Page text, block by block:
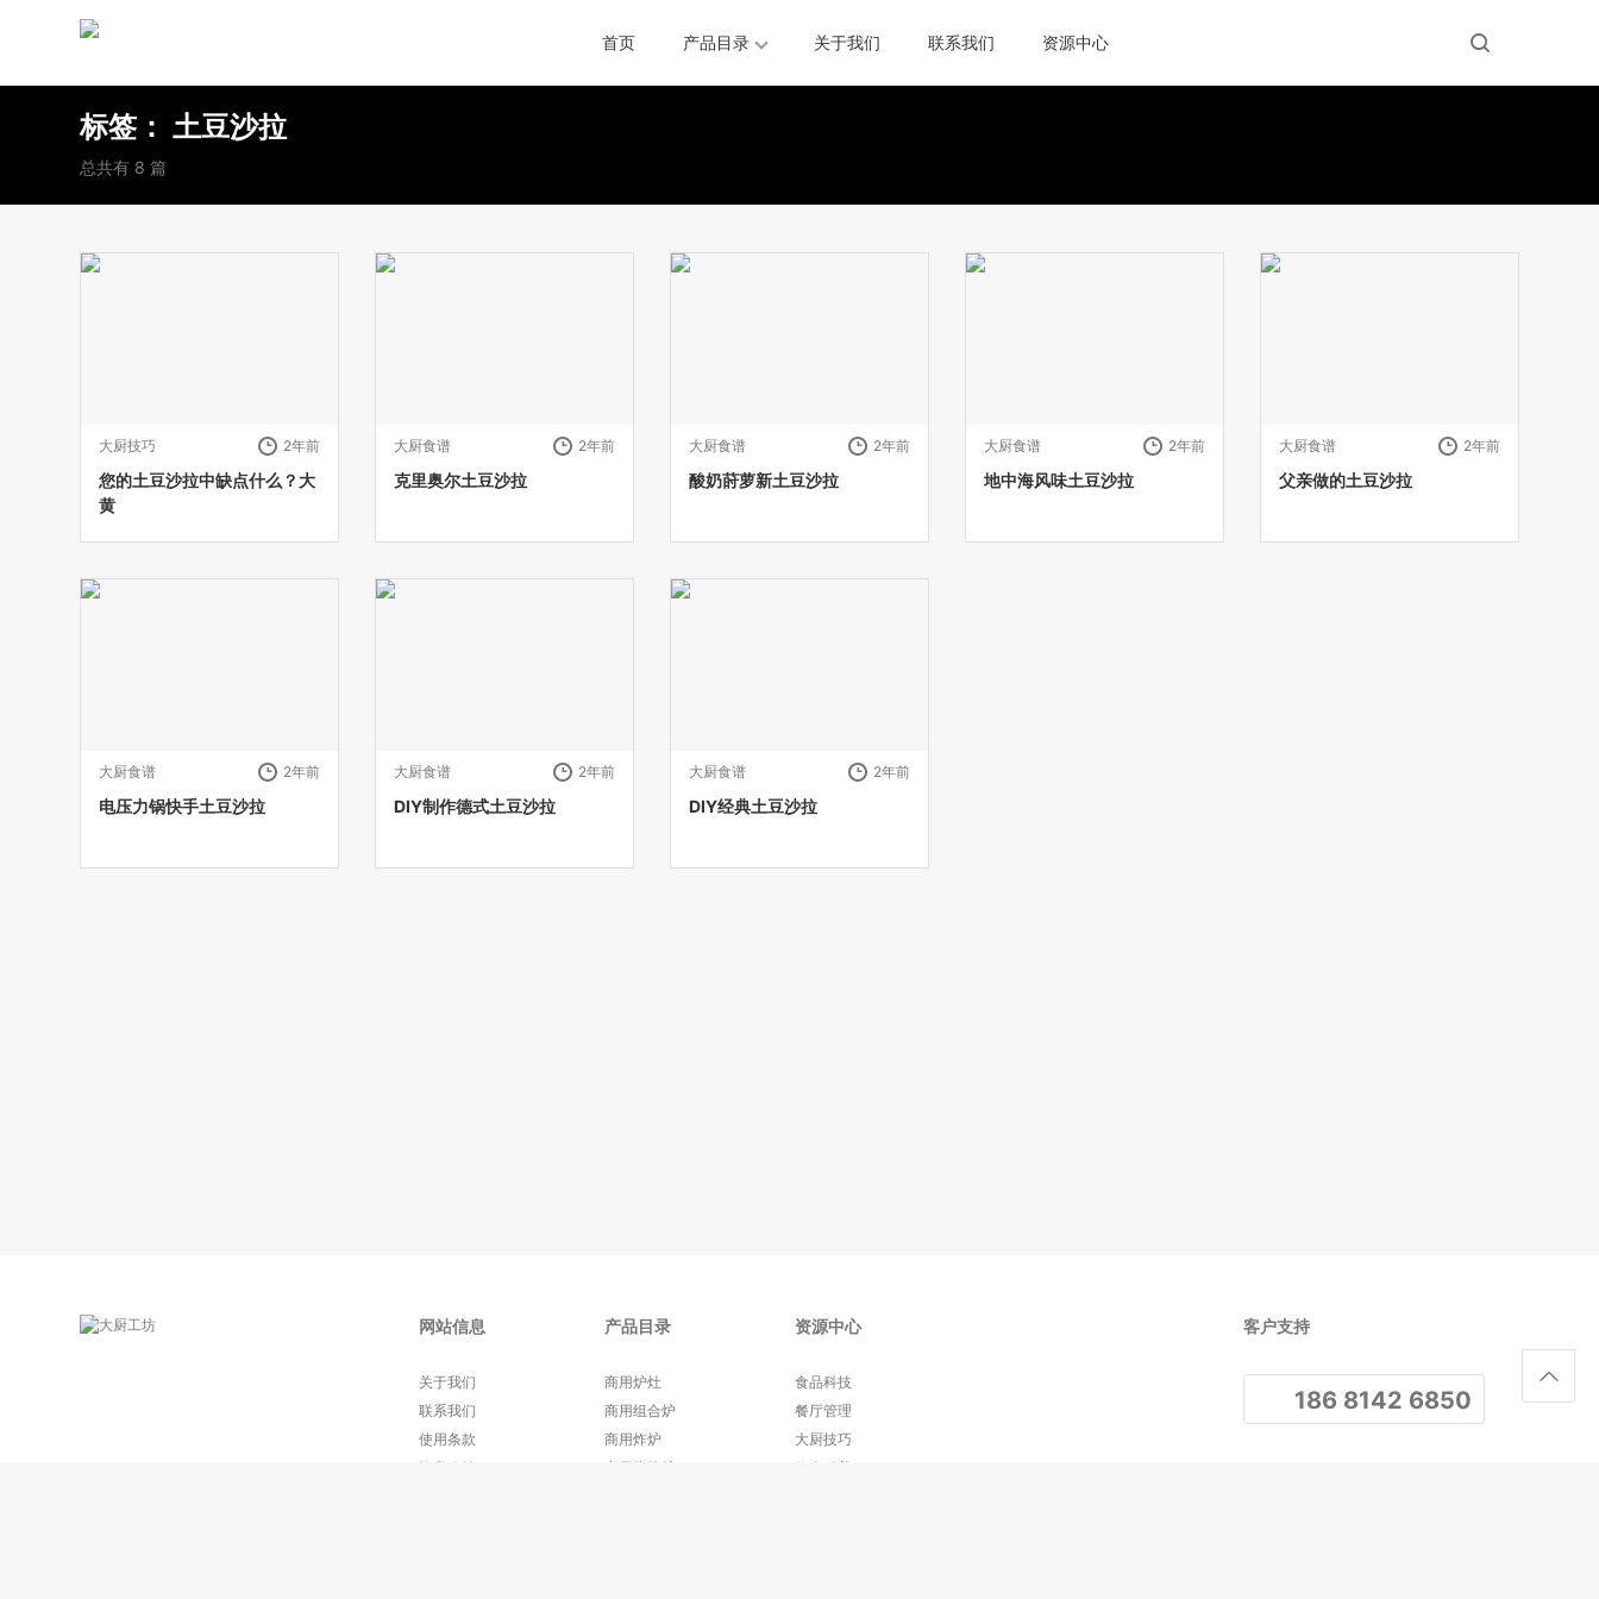
首页 产品目录 关于我们 联系我们 资源中心
标签：土豆沙拉
总共有 8 篇
大厨技巧 2年前
您的土豆沙拉中缺点什么？大
黄
大厨食谱 2年前
克里奥尔土豆沙拉
大厨食谱 2年前
酸奶莳萝新土豆沙拉
大厨食谱 2年前
地中海风味土豆沙拉
大厨食谱 2年前
父亲做的土豆沙拉
大厨食谱 2年前
电压力锅快手土豆沙拉
大厨食谱 2年前
DIY制作德式土豆沙拉
大厨食谱 2年前
DIY经典土豆沙拉
网站信息
关于我们
联系我们
使用条款
隐私政策
产品目录
商用炉灶
商用组合炉
商用炸炉
商用烧烤炉
资源中心
食品科技
餐厅管理
大厨技巧
饮食科普
客户支持
186 8142 6850